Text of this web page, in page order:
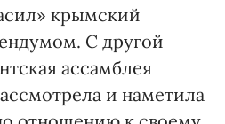
крымский
С другой
ассамблея
и наметила